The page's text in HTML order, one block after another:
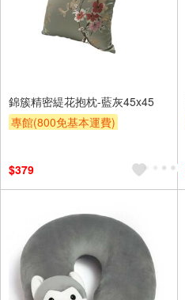
錦簇精密緹花抱枕-藍灰45x45
專館(800免基本運費)
$379